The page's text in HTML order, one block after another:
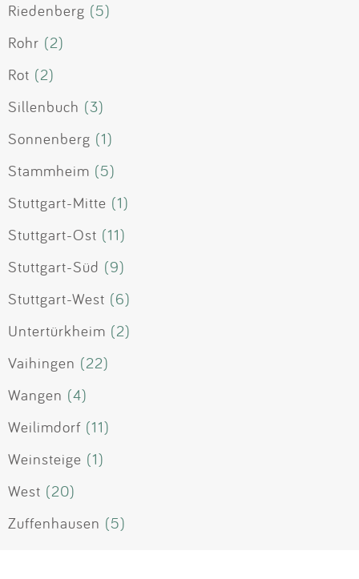
Riedenberg (5)
Rohr (2)
Rot (2)
Sillenbuch (3)
Sonnenberg (1)
Stammheim (5)
Stuttgart-Mitte (1)
Stuttgart-Ost (11)
Stuttgart-Süd (9)
Stuttgart-West (6)
Untertürkheim (2)
Vaihingen (22)
Wangen (4)
Weilimdorf (11)
Weinsteige (1)
West (20)
Zuffenhausen (5)